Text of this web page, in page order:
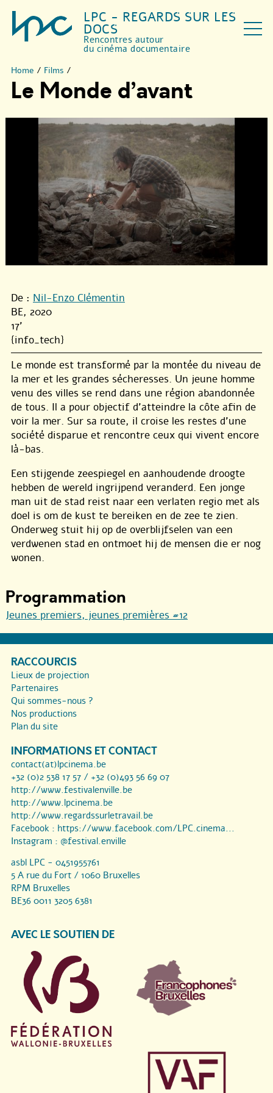
LPC - REGARDS SUR LES
DOCS
Rencontres autour
du cinéma documentaire
Home / Films /
Le Monde d’avant
De : Nil-Enzo Clémentin
BE, 2020
17'
{info_tech}
Le monde est transformé par la montée du niveau de
la mer et les grandes sécheresses. Un jeune homme
venu des villes se rend dans une région abandonnée
de tous. Il a pour objectif d’atteindre la côte afin de
voir la mer. Sur sa route, il croise les restes d’une
société disparue et rencontre ceux qui vivent encore
là-bas.
Een stijgende zeespiegel en aanhoudende droogte
hebben de wereld ingrijpend veranderd. Een jonge
man uit de stad reist naar een verlaten regio met als
doel is om de kust te bereiken en de zee te zien.
Onderweg stuit hij op de overblijfselen van een
verdwenen stad en ontmoet hij de mensen die er nog
wonen.
Programmation
Jeunes premiers, jeunes premières #12
RACCOURCIS
Lieux de projection
Partenaires
Qui sommes-nous ?
Nos productions
Plan du site
INFORMATIONS ET CONTACT
contact(at)lpcinema.be
+32 (0)2 538 17 57 / +32 (0)493 56 69 07
http://www.festivalenville.be
http://www.lpcinema.be
http://www.regardssurletravail.be
Facebook : https://www.facebook.com/LPC.cinema...
Instagram : @festival.enville
asbl LPC - 0451955761
5 A rue du Fort / 1060 Bruxelles
RPM Bruxelles
BE36 0011 3205 6381
AVEC LE SOUTIEN DE